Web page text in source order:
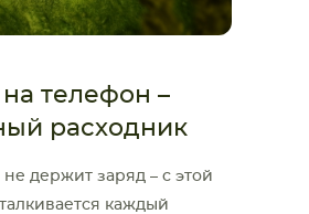
на телефон –
расходник
держит заряд – с этой
каждый